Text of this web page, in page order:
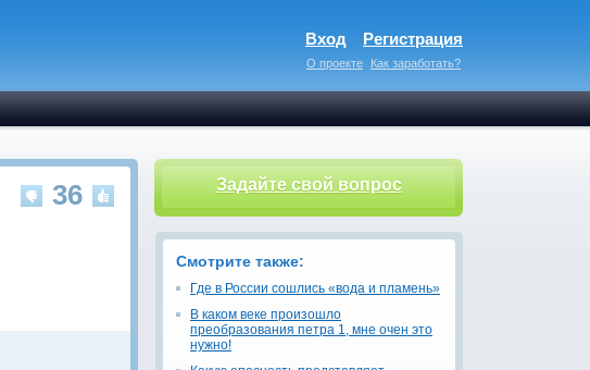
Вход Регистрация
О проекте Как заработать?
36 Задайте свой вопрос
Смотрите также:
Где в России сошлись «вода и пламень»
В каком веке произошло
преобразования петра 1, мне очен это
нужно!